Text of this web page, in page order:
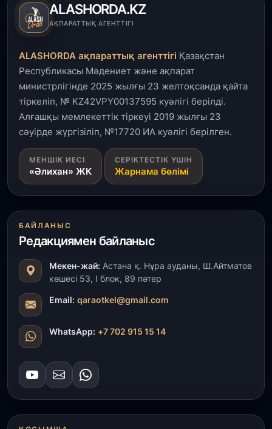
3 тамыз, 2026
Өңірлерде жаңа вокзалдар, су құбыры,
пайдалануға берілді
3 тамыз, 2026
Қызылордада 300 орындық аурухана,
Президенттік кітапхана және жаңа театр
салынып жатыр
1 тамыз, 2026
Кинопоиск Қазақстан азаматтарының ең
танымал онлайн-кинотеатрына айналды
Ақмола облысындағы кездесуде кәсіпкерлер мен
ұстаздар «Әділет» партиясына өз ұсыныстарын
айтты
31 шілде, 2026
ҚР Президенті Орталық Азия елдеріне
ұзақмерзімді ынтымақтастық жоспарын әзірлеуді
ұсынды
31 шілде, 2026
«Ауыл аманаты»: Түркістанда 30,2 млрд теңгеге
4 223 жоба қаржыландырылды
ALASHORDA.KZ
АҚПАРАТТЫҚ АГЕНТТІГІ
ALASHORDA ақпараттық агенттігі Қазақстан
Республикасы Мәдениет және ақпарат
министрлігінде 2025 жылғы 23 желтоқсанда қайта
тіркеліп, № KZ42VPY00137595 куәлігі берілді.
Алғашқы мемлекеттік тіркеуі 2019 жылғы 23
сәуірде жүргізіліп, №17720 ИА куәлігі берілген.
МЕНШІК ИЕСІ
«Әлихан» ЖК
СЕРІКТЕСТІК ҮШІН
Жарнама бөлімі
БАЙЛАНЫС
Редакциямен байланыс
Мекен-жай: Астана қ. Нұра ауданы, Ш.Айтматов
көшесі 53, І блок, 89 пәтер
Email: qaraotkel@gmail.com
WhatsApp: +7 702 915 15 14